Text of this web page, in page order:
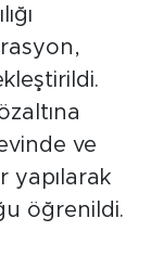
ve
yapılarak
öğrenildi.